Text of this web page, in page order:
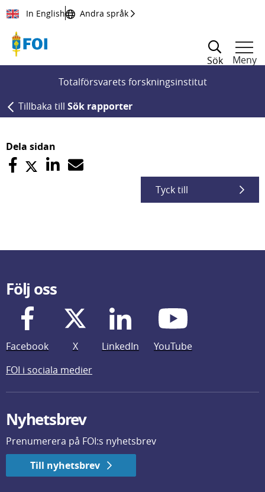
Till innehållet
In English Andra språk
Sök
Meny
Totalförsvarets forskningsinstitut
Tillbaka till Sök rapporter
Dela sidan
Tyck till
Följ oss
Facebook X LinkedIn
YouTube
FOI i sociala medier
Nyhetsbrev
Prenumerera på FOI:s nyhetsbrev
Till nyhetsbrev